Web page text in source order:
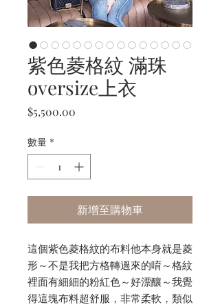
紫色菱格紋 滿珠
oversize上衣
$5,500.00
數量 *
新增至購物車
這個紫色菱格紋的布料他本身就是菱
形～不是我把方格轉過來的唷～格紋
裡面有細細的粉紅色～好漂釀～我覺
得這塊布料超舒服，非常柔軟，類似